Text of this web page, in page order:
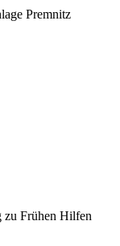
Premnitz
zu Frühen Hilfen